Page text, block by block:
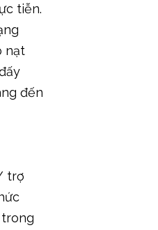
tiễn.
nạt
đến
trợ